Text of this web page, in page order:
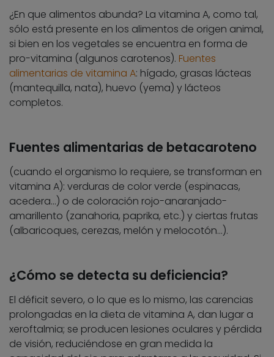
¿En que alimentos abunda? La vitamina A, como tal,
sólo está presente en los alimentos de origen animal,
si bien en los vegetales se encuentra en forma de
pro-vitamina (algunos carotenos). Fuentes
alimentarias de vitamina A: hígado, grasas lácteas
(mantequilla, nata), huevo (yema) y lácteos
completos.
Fuentes alimentarias de betacaroteno
(cuando el organismo lo requiere, se transforman en
vitamina A): verduras de color verde (espinacas,
acedera…) o de coloración rojo-anaranjado-
amarillento (zanahoria, paprika, etc.) y ciertas frutas
(albaricoques, cerezas, melón y melocotón…).
¿Cómo se detecta su deficiencia?
El déficit severo, o lo que es lo mismo, las carencias
prolongadas en la dieta de vitamina A, dan lugar a
xeroftalmia; se producen lesiones oculares y pérdida
de visión, reduciéndose en gran medida la